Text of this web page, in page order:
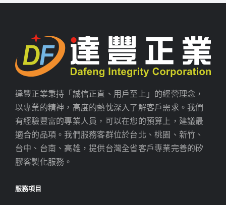
達豐正業秉持「誠信正直、用戶至上」的經營理念，
以專業的精神，高度的熱忱深入了解客戶需求。我們
有經驗豐富的專業人員，可以在您的預算上，建議最
適合的品項。我們服務客群位於台北、桃園、新竹、
台中、台南、高雄，提供台灣全省客戶專業完善的矽
膠客製化服務。
服務項目